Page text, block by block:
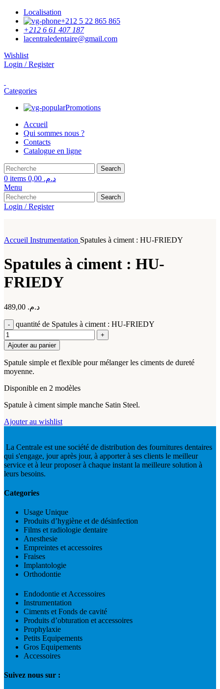
Localisation
+212 5 22 865 865
+212 6 61 407 187
lacentraledentaire@gmail.com
Wishlist
Login / Register
Categories
Promotions
Accueil
Qui sommes nous ?
Contacts
Catalogue en ligne
Search
0 items د.م.
Menu
Search
Login / Register
Accueil Instrumentation Spatules à ciment : HU-FRIEDY
Spatules à ciment : HU-
FRIEDY
د.م.
quantité de Spatules à ciment : HU-FRIEDY
Ajouter au panier
Spatule simple et flexible pour mélanger les ciments de dureté
moyenne.
Disponible en 2 modèles
Spatule à ciment simple manche Satin Steel.
Ajouter au wishlist
La Centrale est une société de distribution des fournitures dentaires
qui s'engage, jour après jour, à apporter à ses clients le meilleur
service et à leur proposer à chaque instant la meilleure solution à
leurs besoins.
Categories
Usage Unique
Produits d’hygiène et de désinfection
Films et radiologie dentaire
Anesthesie
Empreintes et accessoires
Fraises
Implantologie
Orthodontie
Endodontie et Accessoires
Instrumentation
Ciments et Fonds de cavité
Produits d’obturation et accessoires
Prophylaxie
Petits Equipements
Gros Equipements
Accessoires
Suivez nous sur :